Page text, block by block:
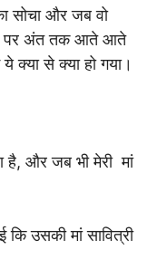
सोचा और जब वो
पर अंत तक आते आते
क्या से क्या हो गया।
और जब भी मेरी मां
उसकी मां सावित्री